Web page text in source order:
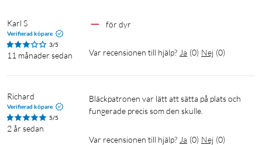
Karl S
Verifierad köpare
3/5
11 månader sedan
för dyr
Var recensionen till hjälp? Ja (0) Nej (0)
Richard
Verifierad köpare
5/5
2 år sedan
Bläckpatronen var lätt att sätta på plats och
fungerade precis som den skulle.
Var recensionen till hjälp? Ja (0) Nej (0)